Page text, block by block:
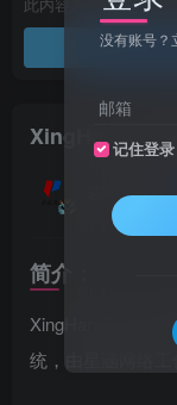
此内容为免费资源，请
XingHan-
若曦源码
简介：
XingHan-Team
统，由星涵网络工
没有账号？
邮箱
记住登录